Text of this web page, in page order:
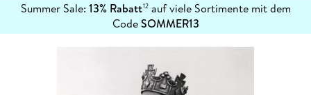
Summer Sale: 13% Rabatt12auf viele Sortimente mit dem
CodeSOMMER13
erfahren